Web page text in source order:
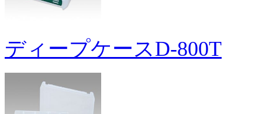
ディープケースD-800T